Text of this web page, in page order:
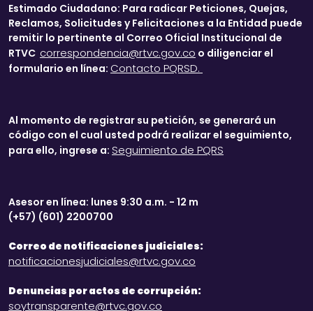
Estimado Ciudadano: Para radicar Peticiones, Quejas,
Reclamos, Solicitudes y Felicitaciones a la Entidad puede
remitir lo pertinente al Correo Oficial Institucional de
RTVC correspondencia@rtvc.gov.co o diligenciar el
formulario en línea: Contacto PQRSD.
Al momento de registrar su petición, se generará un
código con el cual usted podrá realizar el seguimiento,
para ello, ingrese a: Seguimiento de PQRS
Asesor en línea: lunes 9:30 a.m. - 12 m
(+57) (601) 2200700
Correo de notificaciones judiciales:
notificacionesjudiciales@rtvc.gov.co
Denuncias por actos de corrupción:
soytransparente@rtvc.gov.co